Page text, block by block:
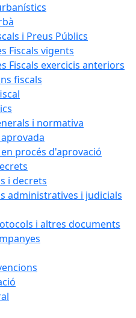
i Preus Públics
Fiscals vigents
Fiscals exercicis anteriors
fiscals
i normativa
procés d'aprovació
i decrets
administratives i judicials
i altres documents